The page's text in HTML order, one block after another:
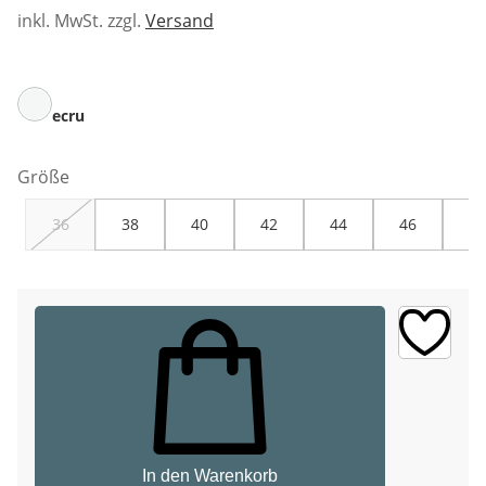
inkl. MwSt. zzgl. Versand
ecru
Größe
36 38 40 42 44 46
In den Warenkorb